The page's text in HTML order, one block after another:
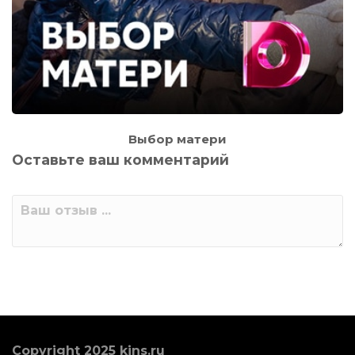
Выбор матери
Оставьте ваш комментарий
Copyright 2025 kins.ru